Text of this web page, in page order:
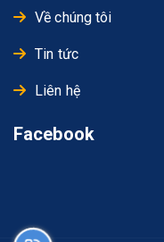
Về chúng tôi
Tin tức
Liên hệ
Facebook